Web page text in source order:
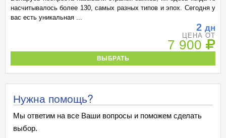
насчитывалось более 130, самых разных типов и эпох. Сегодня у
вас есть уникальная ...
2 дн
ЦЕНА ОТ
7 900
ВЫБРАТЬ
Нужна помощь?
Мы ответим на все Ваши вопросы и поможем сделать
выбор.